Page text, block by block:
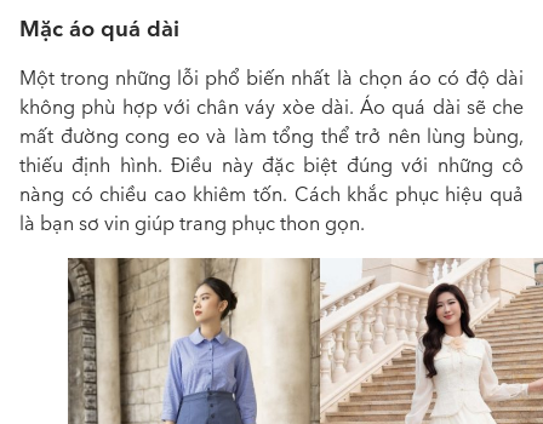
Mặc áo quá dài
Một trong những lỗi phổ biến nhất là chọn áo có độ dài
không phù hợp với chân váy xòe dài. Áo quá dài sẽ che
mất đường cong eo và làm tổng thể trở nên lùng bùng,
thiếu định hình. Điều này đặc biệt đúng với những cô
nàng có chiều cao khiêm tốn. Cách khắc phục hiệu quả
là bạn sơ vin giúp trang phục thon gọn.